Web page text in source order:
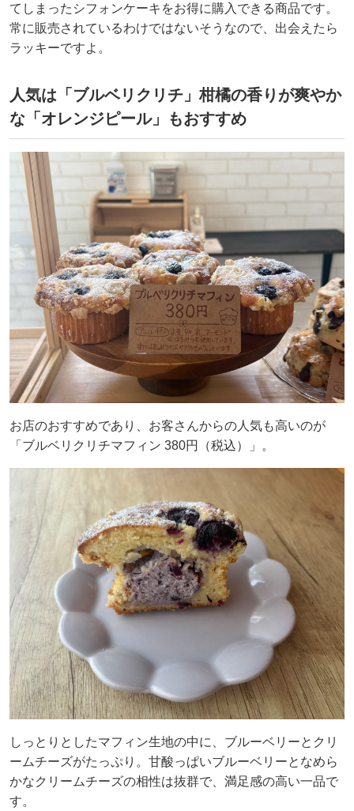
てしまったシフォンケーキをお得に購入できる商品です。
常に販売されているわけではないそうなので、出会えたら
ラッキーですよ。
人気は「ブルベリクリチ」柑橘の香りが爽やか
な「オレンジピール」もおすすめ
お店のおすすめであり、お客さんからの人気も高いのが
「ブルベリクリチマフィン 380円（税込）」。
しっとりとしたマフィン生地の中に、ブルーベリーとクリ
ームチーズがたっぷり。甘酸っぱいブルーベリーとなめら
かなクリームチーズの相性は抜群で、満足感の高い一品で
す。